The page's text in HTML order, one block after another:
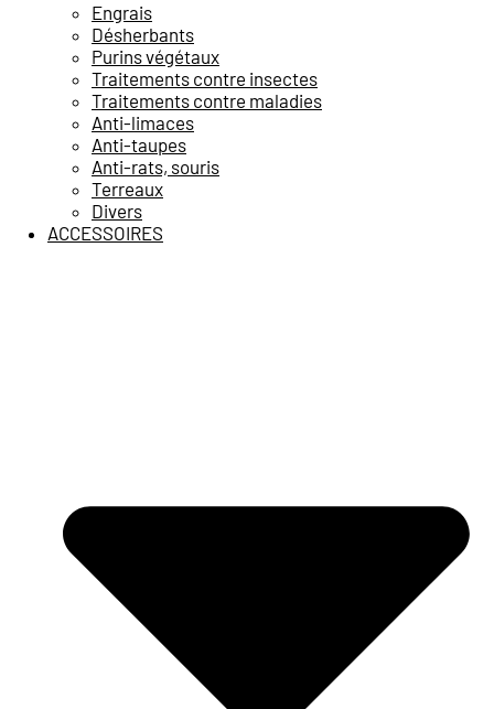
Engrais
Désherbants
Purins végétaux
Traitements contre insectes
Traitements contre maladies
Anti-limaces
Anti-taupes
Anti-rats, souris
Terreaux
Divers
ACCESSOIRES